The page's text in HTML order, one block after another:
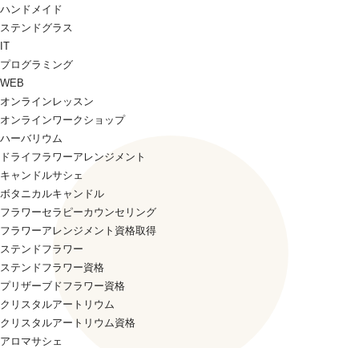
ハンドメイド
ステンドグラス
IT
プログラミング
WEB
オンラインレッスン
オンラインワークショップ
ハーバリウム
ドライフラワーアレンジメント
キャンドルサシェ
ボタニカルキャンドル
フラワーセラピーカウンセリング
フラワーアレンジメント資格取得
ステンドフラワー
ステンドフラワー資格
プリザーブドフラワー資格
クリスタルアートリウム
クリスタルアートリウム資格
アロマサシェ